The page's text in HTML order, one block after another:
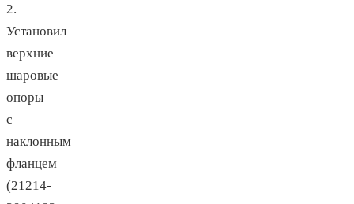
2.
Установил
верхние
шаровые
опоры
с
наклонным
фланцем
(21214-